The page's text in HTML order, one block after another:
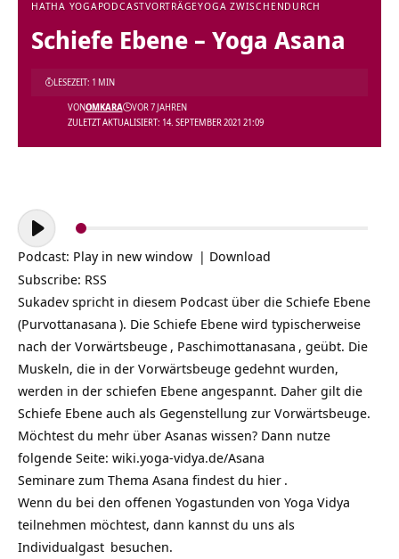
HATHA YOGAPODCASTVORTRÄGEYOGA ZWISCHENDURCH
Schiefe Ebene – Yoga Asana
ZULETZT AKTUALISIERT: 14. SEPTEMBER 2021 21:09
VONOMKARA VOR 7 JAHREN
LESEZEIT: 1 MIN
Audio-
Player
Podcast: Play in new window | Download
Subscribe: RSS
Sukadev spricht in diesem Podcast über die Schiefe Ebene
(Purvottanasana ). Die Schiefe Ebene wird typischerweise
nach der Vorwärtsbeuge , Paschimottanasana , geübt. Die
Muskeln, die in der Vorwärtsbeuge gedehnt wurden,
werden in der schiefen Ebene angespannt. Daher gilt die
Schiefe Ebene auch als Gegenstellung zur Vorwärtsbeuge.
Möchtest du mehr über Asanas wissen? Dann nutze
folgende Seite: wiki.yoga-vidya.de/Asana
Seminare zum Thema Asana findest du hier .
Wenn du bei den offenen Yogastunden von Yoga Vidya
teilnehmen möchtest, dann kannst du uns als
Individualgast besuchen.